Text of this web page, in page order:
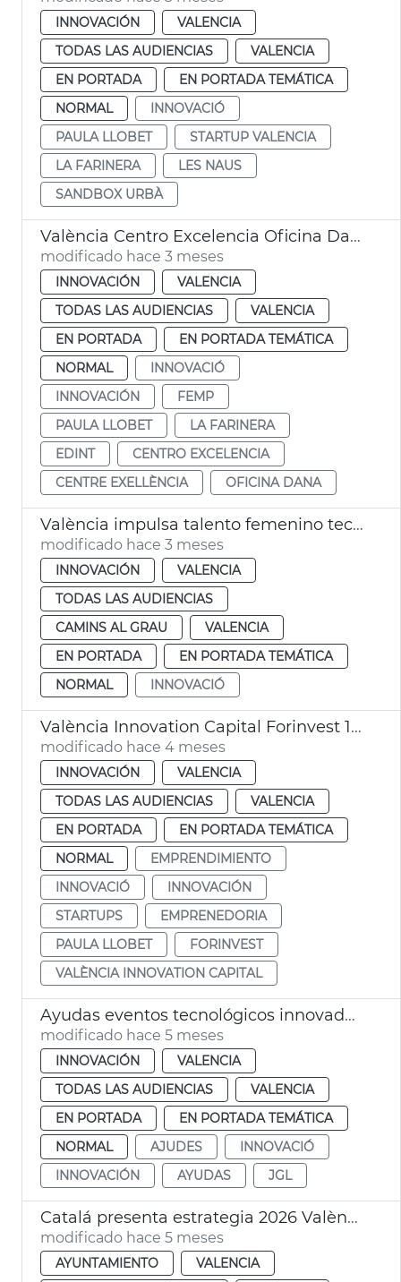
INNOVACIÓN
VALENCIA
TODAS LAS AUDIENCIAS
VALENCIA
EN PORTADA
EN PORTADA TEMÁTICA
NORMAL
INNOVACIÓ
PAULA LLOBET
STARTUP VALENCIA
LA FARINERA
LES NAUS
SANDBOX URBÀ
València Centro Excelencia Oficina Dato EDINT
modificado hace 3 meses
INNOVACIÓN
VALENCIA
TODAS LAS AUDIENCIAS
VALENCIA
EN PORTADA
EN PORTADA TEMÁTICA
NORMAL
INNOVACIÓ
INNOVACIÓN
FEMP
PAULA LLOBET
LA FARINERA
EDINT
CENTRO EXCELENCIA
CENTRE EXELLÈNCIA
OFICINA DANA
València impulsa talento femenino tecnológico con el programa ‘The Break’
modificado hace 3 meses
INNOVACIÓN
VALENCIA
TODAS LAS AUDIENCIAS
CAMINS AL GRAU
VALENCIA
EN PORTADA
EN PORTADA TEMÁTICA
NORMAL
INNOVACIÓ
València Innovation Capital Forinvest 15 startups
modificado hace 4 meses
INNOVACIÓN
VALENCIA
TODAS LAS AUDIENCIAS
VALENCIA
EN PORTADA
EN PORTADA TEMÁTICA
NORMAL
EMPRENDIMIENTO
INNOVACIÓ
INNOVACIÓN
STARTUPS
EMPRENEDORIA
PAULA LLOBET
FORINVEST
VALÈNCIA INNOVATION CAPITAL
Ayudas eventos tecnológicos innovadores València
modificado hace 5 meses
INNOVACIÓN
VALENCIA
TODAS LAS AUDIENCIAS
VALENCIA
EN PORTADA
EN PORTADA TEMÁTICA
NORMAL
AJUDES
INNOVACIÓ
INNOVACIÓN
AYUDAS JGL
Catalá presenta estrategia 2026 València Innovation Capital
modificado hace 5 meses
AYUNTAMIENTO
VALENCIA